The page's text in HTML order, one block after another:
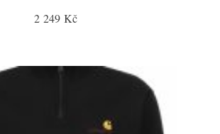
2 249 Kč